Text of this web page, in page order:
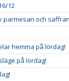
12
parmesan och
hemma på lördag!
på lördag!